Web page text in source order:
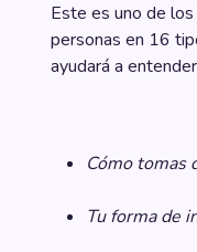
Este es uno de
personas en 16
ayudará a
Cómo tomas
Tu forma de